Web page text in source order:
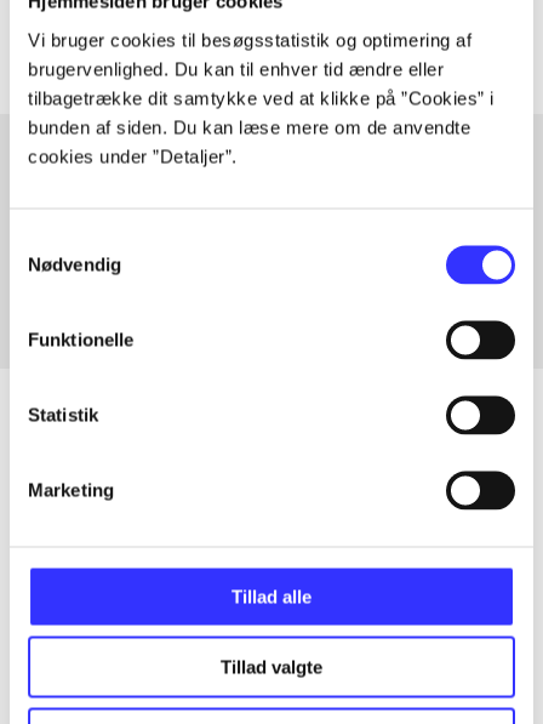
Vi bruger cookies til besøgsstatistik og optimering af
brugervenlighed. Du kan til enhver tid ændre eller
tilbagetrække dit samtykke ved at klikke på ”Cookies” i
bunden af siden. Du kan læse mere om de anvendte
cookies under ”Detaljer”.
Nødvendig
Funktionelle
Statistik
Marketing
Tillad alle
Tillad valgte
Artikler